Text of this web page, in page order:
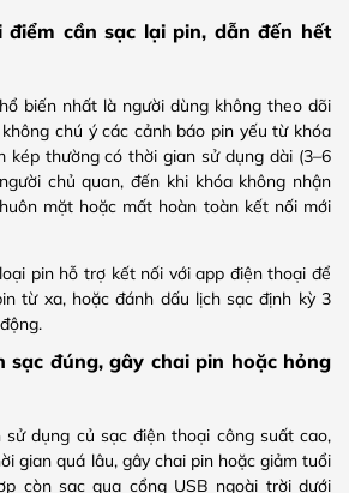
điểm cần sạc lại pin, dẫn đến hết
biến nhất là người dùng không theo dõi
chú ý các cảnh báo pin yếu từ khóa
kép thường có thời gian sử dụng dài (3–6
chủ quan, đến khi khóa không nhận
mặt hoặc mất hoàn toàn kết nối mới
pin hỗ trợ kết nối với app điện thoại để
từ xa, hoặc đánh dấu lịch sạc định kỳ 3
sạc đúng, gây chai pin hoặc hỏng
sử dụng củ sạc điện thoại công suất cao,
gian quá lâu, gây chai pin hoặc giảm tuổi
còn sạc qua cổng USB ngoài trời dưới